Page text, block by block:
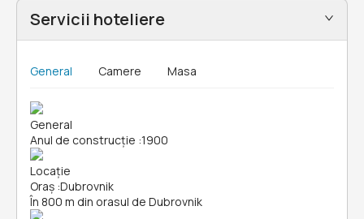
Servicii hoteliere
General Camere Masa
General
Anul de construcție :1900
Locație
Oraș :Dubrovnik
În 800 m din orasul de Dubrovnik